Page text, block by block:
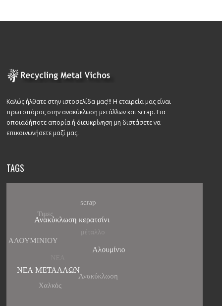
Καλώς ήλθατε στην ιστοσελίδα μας!!! Η εταιρεία μας είναι
πρωτοπόρος στην ανακύκλωση μετάλλων και scrap. Για
οποιαδήποτε απορία ή διευκρίνηση μη διστάσετε να
επικοινωνήσετε μαζί μας.
TAGS